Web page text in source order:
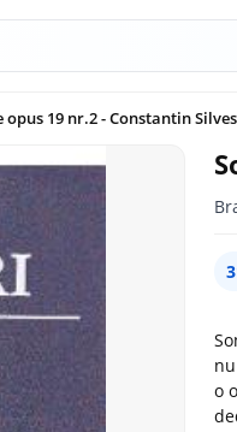
19 nr.2 - Constantin
o